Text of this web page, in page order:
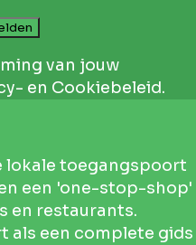
van jouw
en Cookiebeleid.
lokale toegangspoort
een 'one-stop-shop'
en restaurants.
als een complete gids